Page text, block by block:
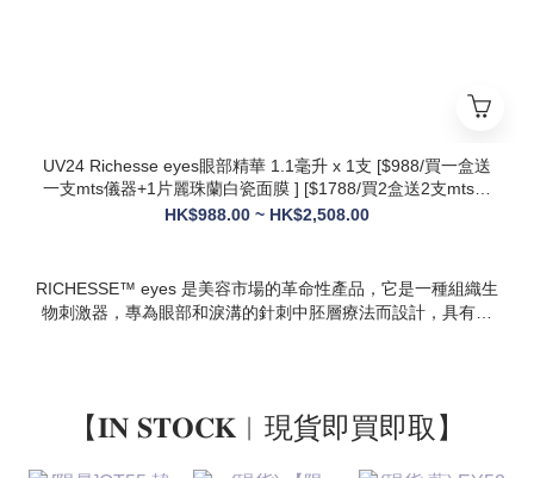
UV24 Richesse eyes眼部精華 1.1毫升 x 1支 [$988/買一盒送
一支mts儀器+1片麗珠蘭白瓷面膜 ] [$1788/買2盒送2支mts儀
器+1盒白瓷面膜+1支麗珠蘭修復面霜][ $2508/買3盒送3支mts
HK$988.00 ~ HK$2,508.00
RICHESSE™ eyes 是美容市場的革命性產品，它是一種組織生
物刺激器，專為眼部和淚溝的針刺中胚層療法而設計，具有填
【𝐈𝐍 𝐒𝐓𝐎𝐂𝐊︱現貨即買即取】